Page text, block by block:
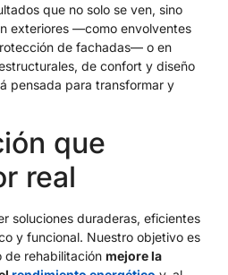
que no solo se ven, sino
exteriores —como envolventes
de fachadas— o en
de confort y diseño
pensada para transformar y
que
real
soluciones duraderas, eficientes
y funcional. Nuestro objetivo es
rehabilitación mejore la